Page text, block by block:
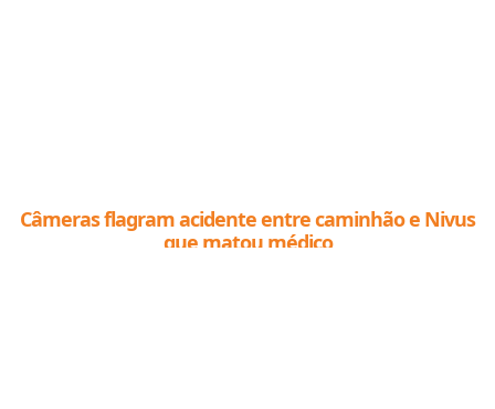
Câmeras flagram acidente entre caminhão e Nivus
que matou médico